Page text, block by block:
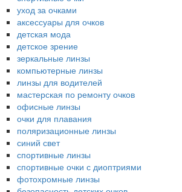
уход за очками
аксессуары для очков
детская мода
детское зрение
зеркальные линзы
компьютерные линзы
линзы для водителей
мастерская по ремонту очков
офисные линзы
очки для плавания
поляризационные линзы
синий свет
спортивные линзы
спортивные очки с диоптриями
фотохромные линзы